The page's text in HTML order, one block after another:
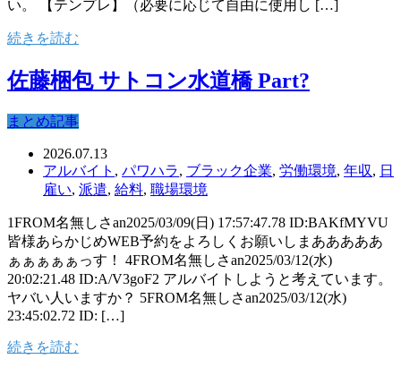
い。 【テンプレ】（必要に応じて自由に使用し […]
続きを読む
佐藤梱包 サトコン水道橋 Part?
まとめ記事
2026.07.13
アルバイト , パワハラ, ブラック企業, 労働環境, 年収, 日
雇い, 派遣, 給料, 職場環境
1FROM名無しさan2025/03/09(日) 17:57:47.78 ID:BAKfMYVU
皆様あらかじめWEB予約をよろしくお願いしまあああああ
ぁぁぁぁぁっす！ 4FROM名無しさan2025/03/12(水)
20:02:21.48 ID:A/V3goF2 アルバイトしようと考えています。
ヤバい人いますか？ 5FROM名無しさan2025/03/12(水)
23:45:02.72 ID: […]
続きを読む